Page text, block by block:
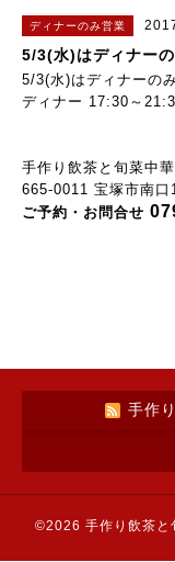
ディナーのみ営業
5/3(水)はディナー
5/3(水)はディナーの
ディナー 17:30～
手作り飲茶と旬菜中
665-0011 宝塚市南口
ご予約・お問合せ
手作
©2026 手作り飲茶と